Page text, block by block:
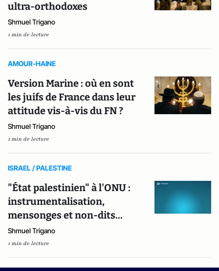
ultra-orthodoxes
Shmuel Trigano
1 min de lecture
AMOUR-HAINE
Version Marine : où en sont
les juifs de France dans leur
attitude vis-à-vis du FN ?
Shmuel Trigano
1 min de lecture
ISRAEL / PALESTINE
"État palestinien" à l'ONU :
instrumentalisation,
mensonges et non-dits...
Shmuel Trigano
1 min de lecture